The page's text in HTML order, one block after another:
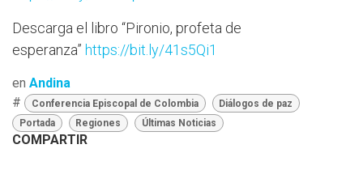
Descarga el libro “Pironio, profeta de
esperanza” https://bit.ly/41s5Qi1
en Andina
#
Conferencia Episcopal de Colombia
Diálogos de paz
Portada
Regiones Últimas Noticias
COMPARTIR